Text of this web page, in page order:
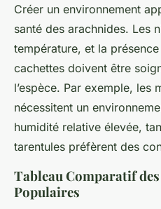
Créer un environnement
santé des arachnides. Les
température, et la
cachettes doivent être
l’espèce. Par exemple, les
nécessitent un
humidité relative élevée,
tarentules préfèrent des
Tableau Comparatif des
Populaires